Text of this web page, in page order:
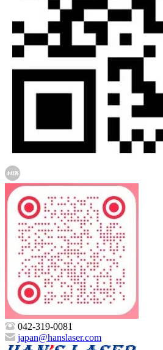
042-319-0081
japan@hanslaser.com